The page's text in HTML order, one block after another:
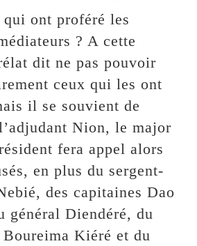
ont proféré les
? A cette
dit ne pas pouvoir
ceux qui les ont
il se souvient de
Nion, le major
fera appel alors
en plus du sergent-
des capitaines Dao
général Diendéré, du
Kiéré et du